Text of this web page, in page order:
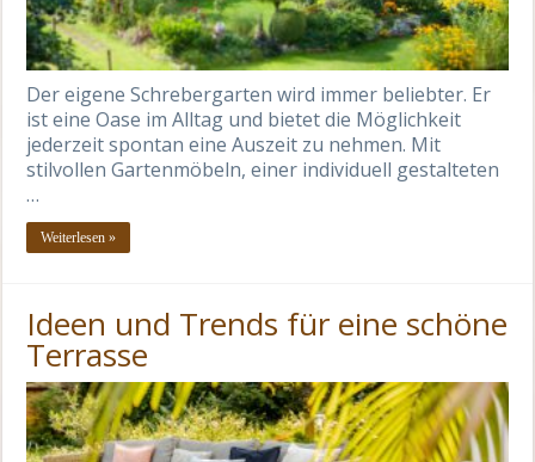
Der eigene Schrebergarten wird immer beliebter. Er
ist eine Oase im Alltag und bietet die Möglichkeit
jederzeit spontan eine Auszeit zu nehmen. Mit
stilvollen Gartenmöbeln, einer individuell gestalteten
…
Weiterlesen »
Ideen und Trends für eine schöne
Terrasse